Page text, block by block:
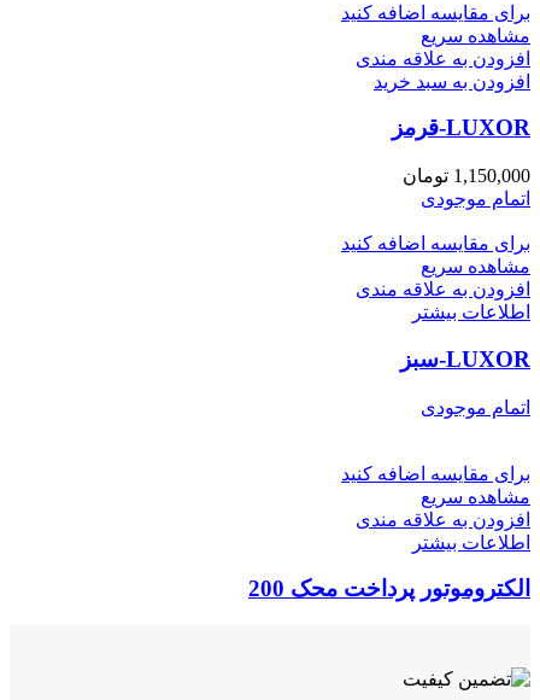
برای مقایسه اضافه کنید
مشاهده سریع
افزودن به علاقه مندی
افزودن به سبد خرید
LUXOR-قرمز
1,150,000 تومان
اتمام موجودی
برای مقایسه اضافه کنید
مشاهده سریع
افزودن به علاقه مندی
اطلاعات بیشتر
LUXOR-سبز
اتمام موجودی
برای مقایسه اضافه کنید
مشاهده سریع
افزودن به علاقه مندی
اطلاعات بیشتر
الکتروموتور پرداخت محک 200